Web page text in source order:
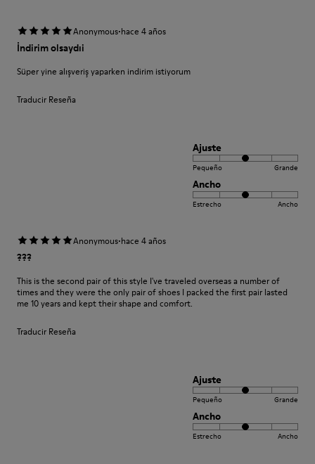
Anonymous·hace 4 años
İndirim olsaydıi
Süper yine alışveriş yaparken indirim istiyorum
Traducir Reseña
Ajuste
Pequeño Grande
Ancho
Estrecho Ancho
Anonymous·hace 4 años
???
This is the second pair of this style I've traveled overseas a number of
times and they were the only pair of shoes I packed the first pair lasted
me 10 years and kept their shape and comfort.
Traducir Reseña
Ajuste
Pequeño Grande
Ancho
Estrecho Ancho